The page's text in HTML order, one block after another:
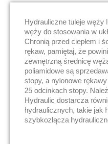
Hydrauliczne tuleje węży
węży do stosowania w
Chronią przed ciepłem i
rękaw, pamiętaj, że
zewnętrzną średnicę
poliamidowe są
stopy, a nylonowe
25 odcinkach stopy.
Hydraulic dostarcza
hydraulicznych, takie jak
szybkozłącza